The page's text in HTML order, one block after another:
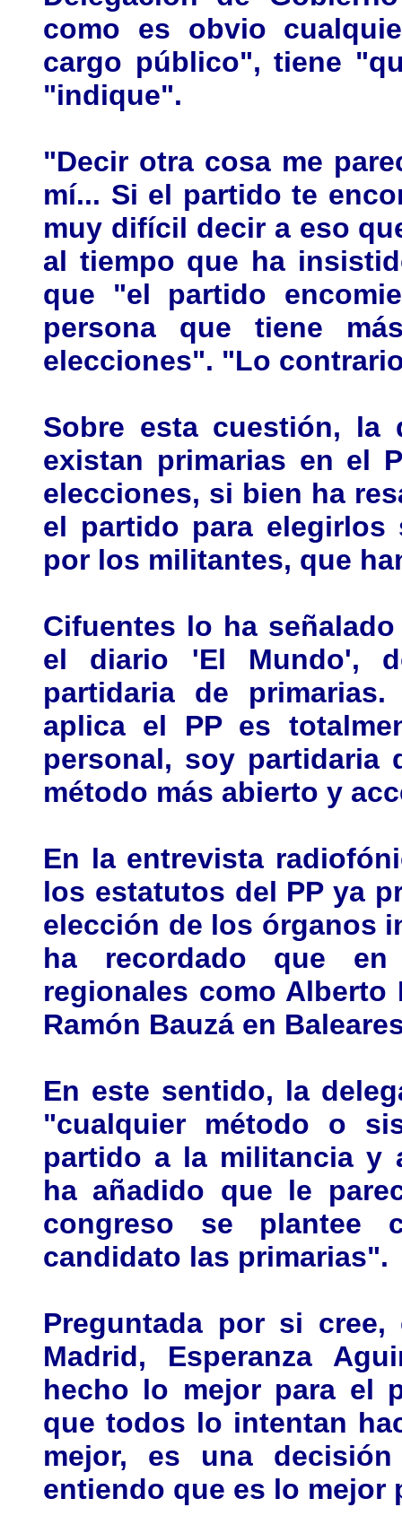
como es obvio
cargo público", tiene
"indique".
"Decir otra cosa me
mí... Si el partido te
muy difícil decir a eso
al tiempo que ha
que "el partido
persona que tiene
elecciones". "Lo
Sobre esta cuestión, la
existan primarias en el
elecciones, si bien ha
el partido para elegirlos
por los militantes, que
Cifuentes lo ha
el diario 'El Mundo',
partidaria de
aplica el PP es
personal, soy partidaria
método más abierto y
En la entrevista
los estatutos del PP ya
elección de los órganos
ha recordado que
regionales como Alberto
Ramón Bauzá en
En este sentido, la
"cualquier método o
partido a la militancia y
ha añadido que le
congreso se plantee
candidato las primarias".
Preguntada por si
Madrid, Esperanza
hecho lo mejor para el
que todos lo intentan
mejor, es una
entiendo que es lo mejor